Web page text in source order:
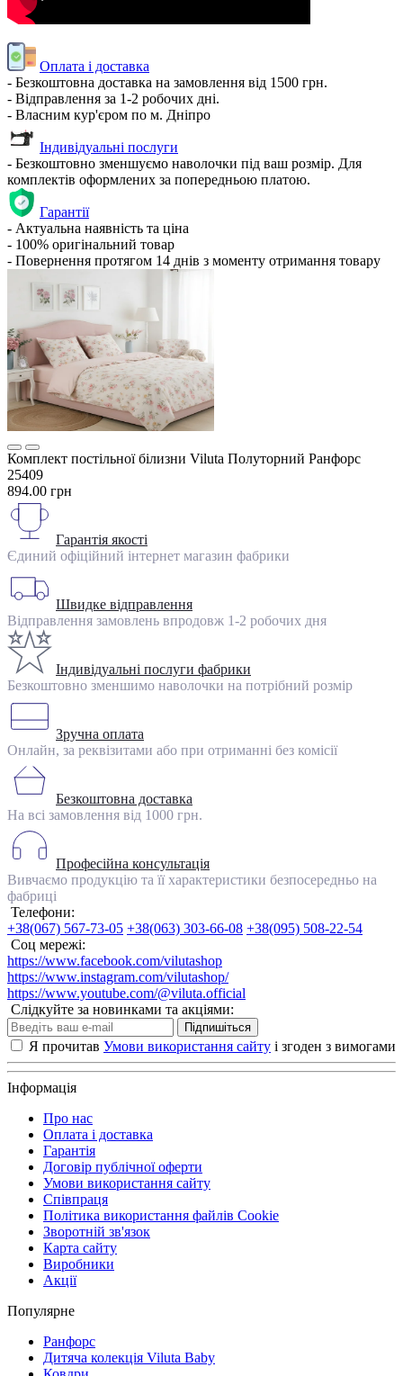
Оплата і доставка
- Безкоштовна доставка на замовлення від 1500 грн.
- Відправлення за 1-2 робочих дні.
- Власним кур'єром по м. Дніпро
Індивідуальні послуги
- Безкоштовно зменшуємо наволочки під ваш розмір. Для
комплектів оформлених за попередньою платою.
Гарантії
- Актуальна наявність та ціна
- 100% оригінальний товар
- Повернення протягом 14 днів з моменту отримання товару
Комплект постільної білизни Viluta Полуторний Ранфорс
25409
894.00 грн
Гарантія якості
Єдиний офіційний інтернет магазин фабрики
Швидке відправлення
Відправлення замовлень впродовж 1-2 робочих дня
Індивідуальні послуги фабрики
Безкоштовно зменшимо наволочки на потрібний розмір
Зручна оплата
Онлайн, за реквізитами або при отриманні без комісії
Безкоштовна доставка
На всі замовлення від 1000 грн.
Професійна консультація
Вивчаємо продукцію та її характеристики безпосередньо на
фабриці
Телефони:
+38(067) 567-73-05 +38(063) 303-66-08 +38(095) 508-22-54
Соц мережі:
https://www.facebook.com/vilutashop
https://www.instagram.com/vilutashop/
https://www.youtube.com/@viluta.official
Слідкуйте за новинками та акціями:
Підпишіться
Я прочитав Умови використання сайту і згоден з вимогами
Інформація
Про нас
Оплата і доставка
Гарантія
Договір публічної оферти
Умови використання сайту
Співпраця
Політика використання файлів Cookie
Зворотній зв'язок
Карта сайту
Виробники
Акції
Популярне
Ранфорс
Дитяча колекція Viluta Baby